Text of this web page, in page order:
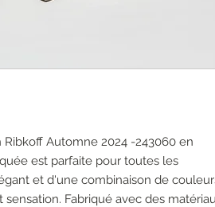
Automne 2024 -243060 en
est parfaite pour toutes les
et d'une combinaison de
Fabriqué avec des